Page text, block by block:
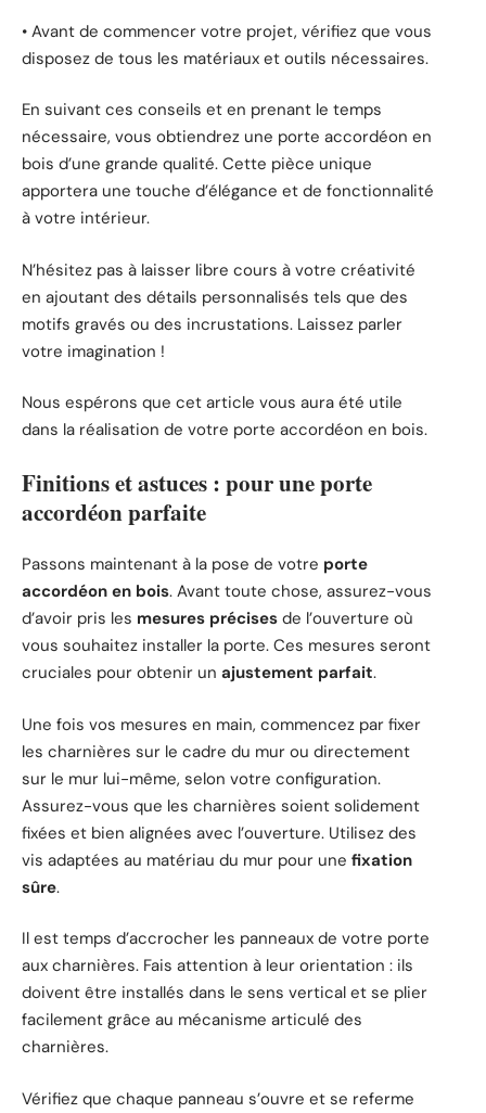
• Avant de commencer votre projet, vérifiez que vous
disposez de tous les matériaux et outils nécessaires.
En suivant ces conseils et en prenant le temps
nécessaire, vous obtiendrez une porte accordéon en
bois d’une grande qualité. Cette pièce unique
apportera une touche d’élégance et de fonctionnalité
à votre intérieur.
N’hésitez pas à laisser libre cours à votre créativité
en ajoutant des détails personnalisés tels que des
motifs gravés ou des incrustations. Laissez parler
votre imagination !
Nous espérons que cet article vous aura été utile
dans la réalisation de votre porte accordéon en bois.
Finitions et astuces : pour une porte
accordéon parfaite
Passons maintenant à la pose de votre porte
accordéon en bois. Avant toute chose, assurez-vous
d’avoir pris les mesures précises de l’ouverture où
vous souhaitez installer la porte. Ces mesures seront
cruciales pour obtenir un ajustement parfait.
Une fois vos mesures en main, commencez par fixer
les charnières sur le cadre du mur ou directement
sur le mur lui-même, selon votre configuration.
Assurez-vous que les charnières soient solidement
fixées et bien alignées avec l’ouverture. Utilisez des
vis adaptées au matériau du mur pour une fixation
sûre.
Il est temps d’accrocher les panneaux de votre porte
aux charnières. Fais attention à leur orientation : ils
doivent être installés dans le sens vertical et se plier
facilement grâce au mécanisme articulé des
charnières.
Vérifiez que chaque panneau s’ouvre et se referme